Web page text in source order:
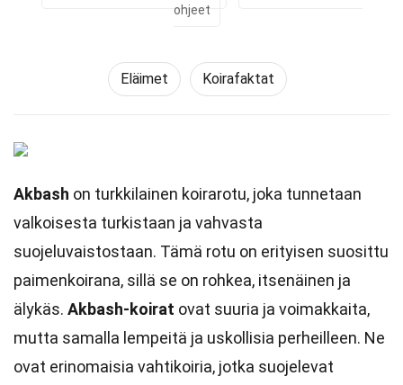
ohjeet
Eläimet Koirafaktat
Akbash on turkkilainen koirarotu, joka tunnetaan
valkoisesta turkistaan ja vahvasta
suojeluvaistostaan. Tämä rotu on erityisen suosittu
paimenkoirana, sillä se on rohkea, itsenäinen ja
älykäs. Akbash-koirat ovat suuria ja voimakkaita,
mutta samalla lempeitä ja uskollisia perheilleen. Ne
ovat erinomaisia vahtikoiria, jotka suojelevat